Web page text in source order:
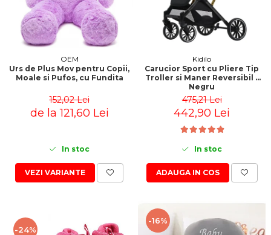
OEM
Urs de Plus Mov pentru Copii,
Moale si Pufos, cu Fundita
152,02 Lei
de la 121,60 Lei
In stoc
VEZI VARIANTE
Kidilo
Carucior Sport cu Pliere Tip
Troller si Maner Reversibil -
Negru
475,21 Lei
442,90 Lei
In stoc
ADAUGA IN COS
-24%
-16%